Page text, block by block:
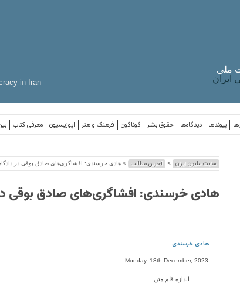
in Iran
ملی
معرفی کتاب اپوزیسیون فرهنگ و هنر گوناگون حقوق بشر دیدگاه‌ها پیوندها
سایت ملیون ایران > آخرین مطالب > هادی خرسندی: افشاگری‌های صادق بوقی در
هادی خرسندی: افشاگری‌های صادق بوقی
هادی خرسندی
Monday, 18th December, 2023
اندازه قلم متن